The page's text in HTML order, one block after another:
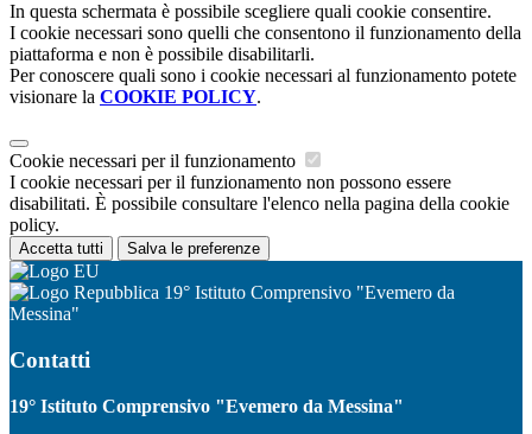
In questa schermata è possibile scegliere quali cookie consentire.
I cookie necessari sono quelli che consentono il funzionamento della
piattaforma e non è possibile disabilitarli.
Per conoscere quali sono i cookie necessari al funzionamento potete
visionare la COOKIE POLICY.
Cookie necessari per il funzionamento
I cookie necessari per il funzionamento non possono essere
disabilitati. È possibile consultare l'elenco nella pagina della cookie
policy.
Accetta tutti Salva le preferenze
19° Istituto Comprensivo "Evemero da
Messina"
Contatti
19° Istituto Comprensivo "Evemero da Messina"